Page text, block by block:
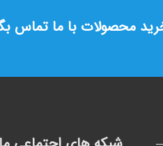
محصولات با ما تماس